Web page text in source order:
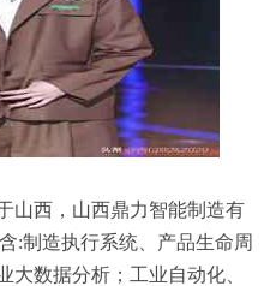
山西，山西鼎力智能制造有
:制造执行系统、产品生命周
大数据分析；工业自动化、